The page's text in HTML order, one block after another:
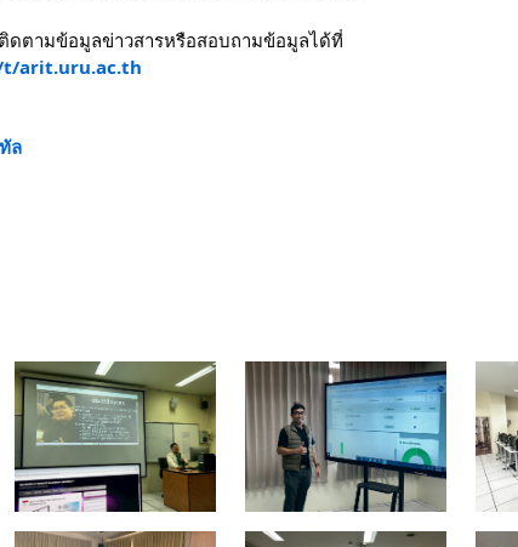
ดตามข้อมูลข่าวสารหรือสอบถามข้อมูลได้ที่
t/arit.uru.ac.th
ล